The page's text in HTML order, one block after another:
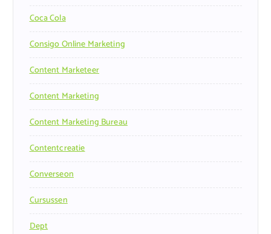
Coca Cola
Consigo Online Marketing
Content Marketeer
Content Marketing
Content Marketing Bureau
Contentcreatie
Converseon
Cursussen
Dept